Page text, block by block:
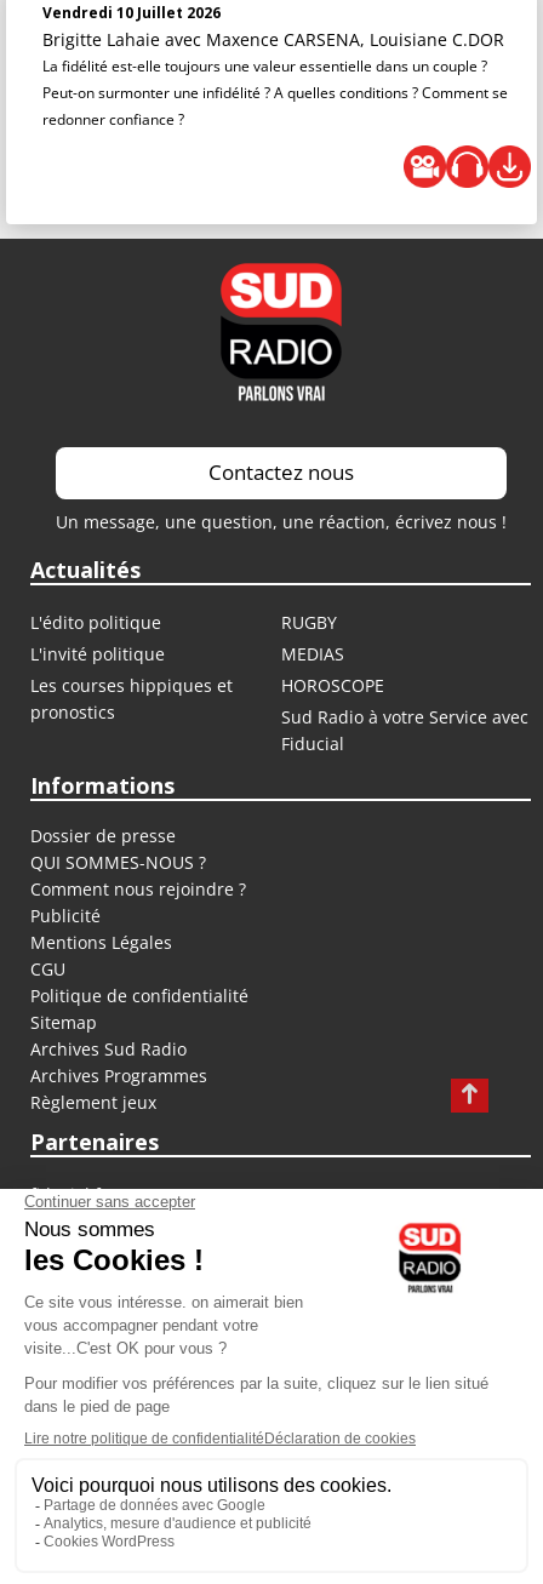
Vendredi 10 Juillet 2026
Brigitte Lahaie avec Maxence CARSENA, Louisiane C.DOR
La fidélité est-elle toujours une valeur essentielle dans un couple ?
Peut-on surmonter une infidélité ? A quelles conditions ? Comment se
redonner confiance ?
Contactez nous
Un message, une question, une réaction, écrivez nous !
Actualités
L'édito politique
RUGBY
L'invité politique
MEDIAS
Les courses hippiques et
pronostics
HOROSCOPE
Sud Radio à votre Service avec
Fiducial
Informations
Dossier de presse
QUI SOMMES-NOUS ?
Comment nous rejoindre ?
Publicité
Mentions Légales
CGU
Politique de confidentialité
Sitemap
Archives Sud Radio
Archives Programmes
Règlement jeux
Partenaires
fiducial.fr
lyoncapitale.fr
olympique-et-lyonnais.com
L'application Iphone / Android
Téléchargez l'application
Les cookies
Gestion des cookies
Crédit photos : ©Sud Radio / Pierre Olivier